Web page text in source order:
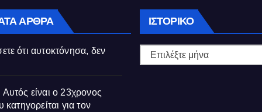
ΆΡΘΡΑ
ότι αυτοκτόνησα, δεν
είναι ο 23χρονος
για τον
ΙΣΤΟΡΙΚΌ Ιστορικό